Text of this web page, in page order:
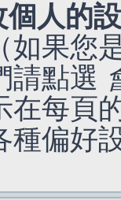
人的
如果您
請點選
在每頁
種偏好